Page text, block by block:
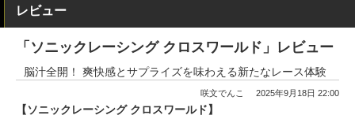
レビュー
「ソニックレーシング クロスワールド」レビュー
脳汁全開！ 爽快感とサプライズを味わえる新たなレース体験
咲文でんこ 2025年9月18日 22:00
【ソニックレーシング クロスワールド】